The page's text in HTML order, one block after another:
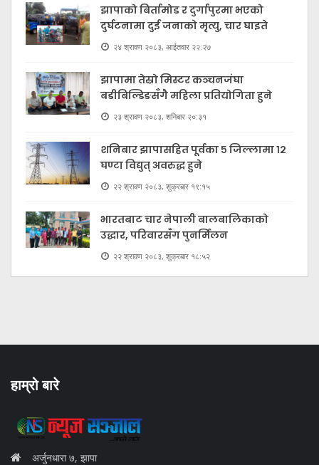
झापाको बिर्तामोड र दुर्गापुरमा भएको
दुर्घटनामा दुई जनाको मृत्यु, चार घाइते
२४ श्रावण २०८३, आईतवार २२:२७
झापामा तेस्रो मिस्टर कञ्चनजंघा
बडीबिल्डिङसँगै महिला प्रतियोगिता हुने
२३ श्रावण २०८३, शनिबार २०:३१
शनिबार झापासहित पूर्वका ५ जिल्लामा १२
घण्टा विद्युत् अवरुद्ध हुने
२२ श्रावण २०८३, शुक्रबार १९:१५
भारतबाट चार नेपाली बालबालिकाको
उद्धार, परिवारसँग पुनर्मिलन
२२ श्रावण २०८३, शुक्रबार १८:५२
हाम्रो बारे
अर्जुनधारा ७, झापा